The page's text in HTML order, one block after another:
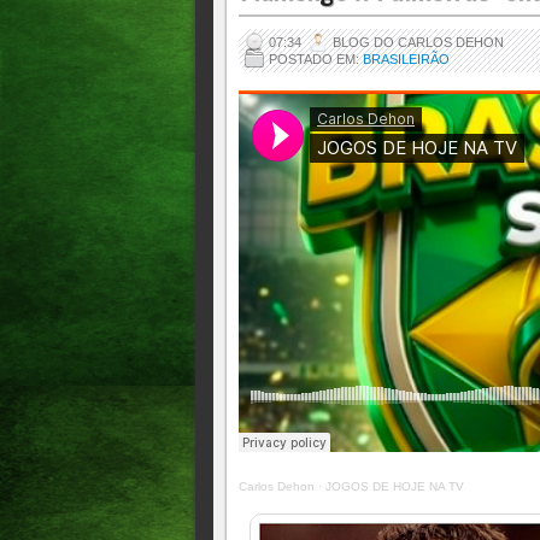
07:34
BLOG DO CARLOS DEHON
POSTADO EM:BRASILEIRÃO
Carlos Dehon · JOGOS DE HOJE NA TV